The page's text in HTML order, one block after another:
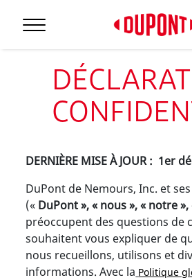
DERNIÈRE MISE À JOUR : 1er
DuPont de Nemours, Inc. et
(« DuPont », « nous », « notre »,
préoccupent des questions de
souhaitent vous expliquer de
nous recueillons, utilisons et
informations. Avec la Politique